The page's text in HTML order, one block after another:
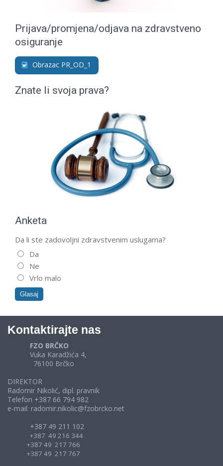
Prijava/promjena/odjava na zdravstveno
osiguranje
Obrazac PR_OD_1
Znate li svoja prava?
Anketa
Da li ste zadovoljni zdravstvenim uslugama?
Da
Ne
Vrlo malo
Kontaktirajte nas
FZO BRČKO
Vuka Karadžića 4,
76100 Brčko
DIREKTOR
Radomir Nikolić, dipl. pravnik
Telefon +387 66 794 982
e-mail: radomir.nikolic@fzobrcko.net
+387 49 211 102
+387 49 216 344
+387 49 217 766
+387 49 217 767